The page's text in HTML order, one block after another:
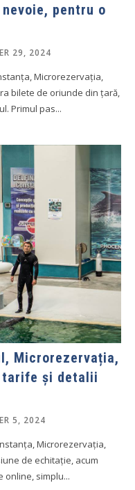
pentru o
29, 2024
Microrezervația,
bilete de oriunde din țară,
Primul pas...
Microrezervația,
și detalii
5, 2024
Microrezervația,
de echitație, acum
online, simplu...